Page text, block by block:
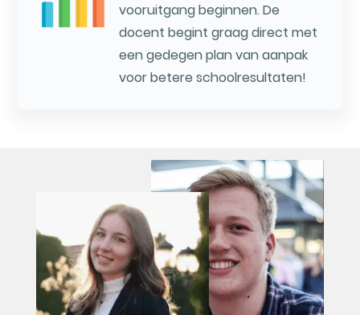
vooruitgang beginnen. De
docent begint graag direct met
een gedegen plan van aanpak
voor betere schoolresultaten!